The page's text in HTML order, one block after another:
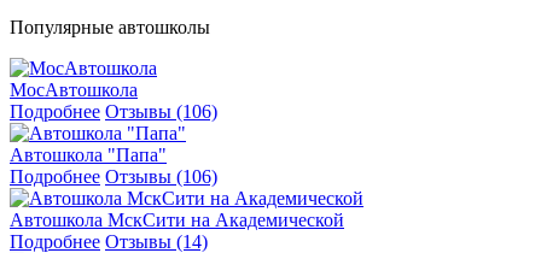
Популярные автошколы
МосАвтошкола
Подробнее Отзывы (106)
Автошкола "Папа"
Подробнее Отзывы (106)
Автошкола МскСити на Академической
Подробнее Отзывы (14)